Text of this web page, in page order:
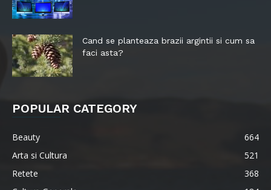
Cand se planteaza brazii argintii si cum sa
faci asta?
POPULAR CATEGORY
Beauty
664
Arta si Cultura
521
Retete
368